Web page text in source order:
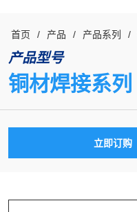
首页 / 产品 / 产品系列 /
产品型号
铜材焊接系列
立即订购